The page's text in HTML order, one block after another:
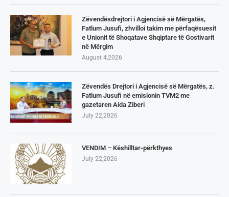
Zëvendësdrejtori i Agjencisë së Mërgatës,
Fatlum Jusufi, zhvilloi takim me përfaqësuesit
e Unionit të Shoqatave Shqiptare të Gostivarit
në Mërgim
August 4,2026
Zëvendës Drejtori i Agjencisë së Mërgatës, z.
Fatlum Jusufi në emisionin TVM2 me
gazetaren Aida Ziberi
July 22,2026
VENDIM – Këshilltar-përkthyes
July 22,2026